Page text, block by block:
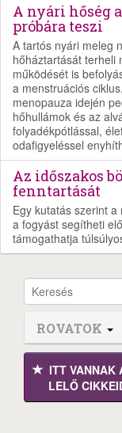
A nyári hőség
próbára teszi
A tartós nyári meleg
hőháztartását terheli
működését is
a menstruációs
menopauza idején
hőhullámok és az
folyadékpótlással,
odafigyeléssel
Az időszakos
fenntartását
Egy kutatás szerint
a fogyást segítheti
támogathatja
ROVATOK
ITT VANNAK
LELŐ